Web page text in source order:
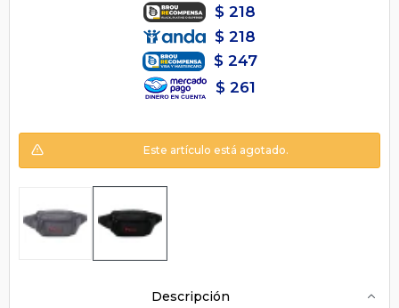
$ 218
$ 218
$ 247
$ 261
Este artículo está agotado.
Descripción